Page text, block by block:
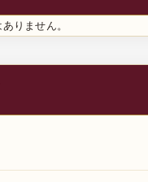
りません。